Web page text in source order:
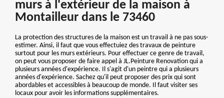
murs à l'extérieur de la maison à
Montailleur dans le 73460
La protection des structures de la maison est un travail à ne pas sous-
estimer. Ainsi, il faut que vous effectuiez des travaux de peinture
surtout pour les murs extérieurs. Pour effectuer ce genre de travail,
on peut vous proposer de faire appel à JL.Peinture Renovation qui a
plusieurs années d'expérience. Il s'agit d'un peintre qui a plusieurs
années d'expérience. Sachez qu'il peut proposer des prix qui sont
abordables et accessibles à beaucoup de monde. Il faut visiter ses
locaux pour avoir les informations supplémentaires.